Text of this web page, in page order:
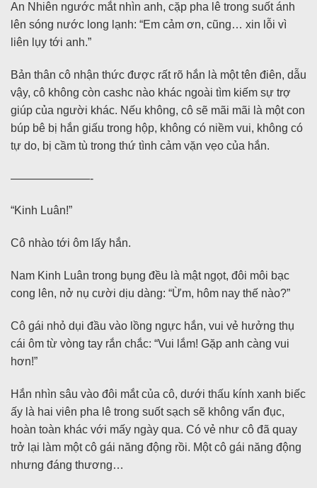
An Nhiên ngước mắt nhìn anh, cặp pha lê trong suốt ánh
lên sóng nước long lạnh: “Em cảm ơn, cũng… xin lỗi vì
liên lụy tới anh.”
Bản thân cô nhận thức được rất rõ hắn là một tên điên, dẫu
vậy, cô không còn cashc nào khác ngoài tìm kiếm sự trợ
giúp của người khác. Nếu không, cô sẽ mãi mãi là một con
búp bê bị hắn giấu trong hộp, không có niềm vui, không có
tự do, bị cầm tù trong thứ tình cảm vặn vẹo của hắn.
———————-
“Kinh Luân!”
Cô nhào tới ôm lấy hắn.
Nam Kinh Luân trong bụng đều là mật ngọt, đôi môi bạc
cong lên, nở nụ cười dịu dàng: “Ừm, hôm nay thế nào?”
Cô gái nhỏ dụi đầu vào lồng ngực hắn, vui vẻ hưởng thụ
cái ôm từ vòng tay rắn chắc: “Vui lắm! Gặp anh càng vui
hơn!”
Hắn nhìn sâu vào đôi mắt của cô, dưới thấu kính xanh biếc
ấy là hai viên pha lê trong suốt sạch sẽ không vẩn đục,
hoàn toàn khác với mấy ngày qua. Có vẻ như cô đã quay
trở lại làm một cô gái năng động rồi. Một cô gái năng động
nhưng đáng thương…